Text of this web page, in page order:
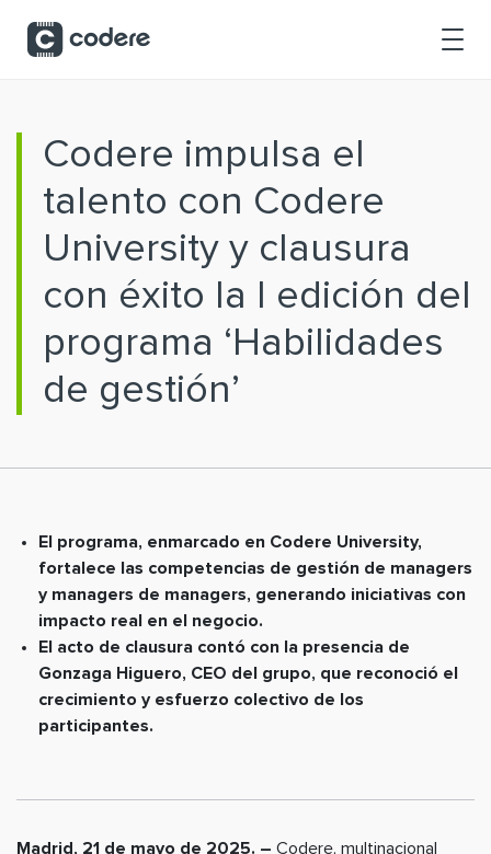
Codere impulsa el
talento con Codere
University y clausura
con éxito la I edición del
programa ‘Habilidades
de gestión’
El programa, enmarcado en Codere University,
fortalece las competencias de gestión de managers
y managers de managers, generando iniciativas con
impacto real en el negocio.
El acto de clausura contó con la presencia de
Gonzaga Higuero, CEO del grupo, que reconoció el
crecimiento y esfuerzo colectivo de los
participantes.
Madrid, 21 de mayo de 2025. – Codere, multinacional